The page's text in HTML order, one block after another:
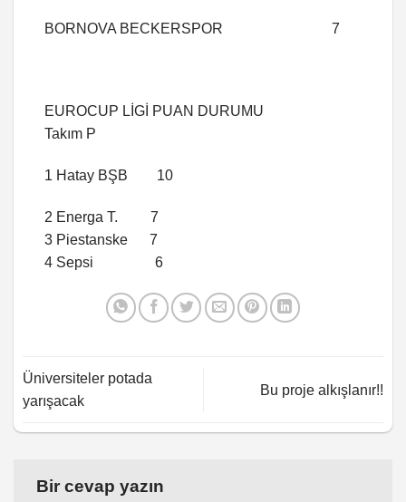
BORNOVA BECKERSPOR 7
EUROCUP LİGİ PUAN DURUMU
Takım P
1 Hatay BŞB 10
2 Energa T. 7
3 Piestanske 7
4 Sepsi 6
Üniversiteler potada
yarışacak
Bu proje alkışlanır!!
Bir cevap yazın